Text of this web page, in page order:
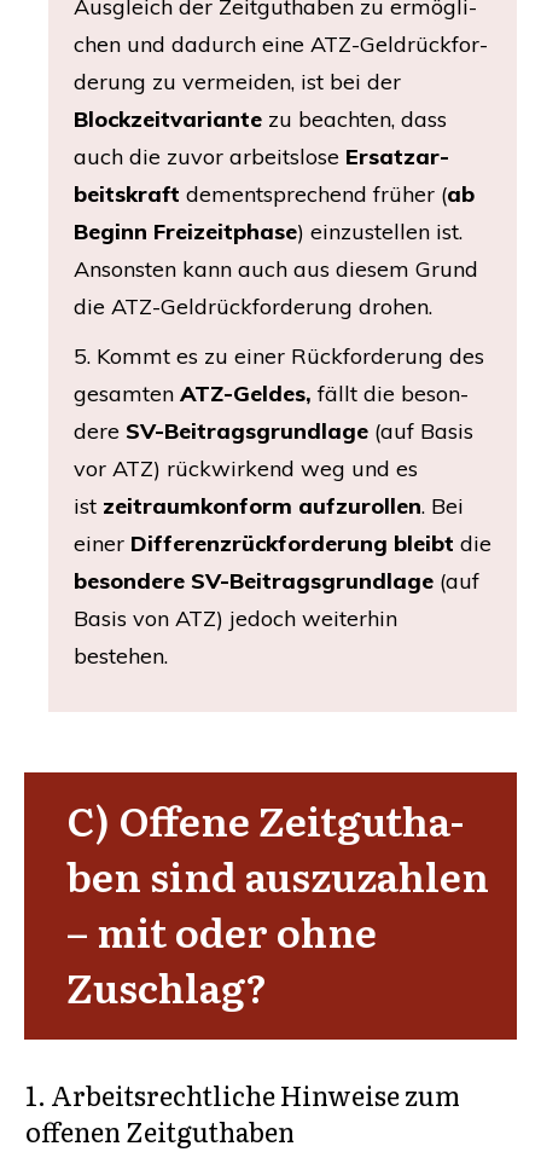
Aus­gleich der Zeit­gut­ha­ben zu ermög­li­
chen und dadurch eine ATZ-Geld­rück­for­
de­rung zu ver­mei­den, ist bei der
Block­zeit­va­ri­an­te zu beach­ten, dass
auch die zuvor arbeits­lo­se Ersatz­ar­
beits­kraft dem­entspre­chend frü­her (ab
Beginn Frei­zeit­pha­se) ein­zu­stel­len ist.
Ansons­ten kann auch aus die­sem Grund
die ATZ-Geld­rück­for­de­rung drohen.
5. Kommt es zu einer Rück­for­de­rung des
gesam­ten ATZ-Gel­des, fällt die beson­
de­re SV-Bei­trags­grund­la­ge (auf Basis
vor ATZ) rück­wir­kend weg und es
ist zeit­raum­kon­form auf­zu­rol­len. Bei
einer Dif­fe­renz­rück­for­de­rung bleibt die
beson­de­re SV-Bei­trags­grund­la­ge (auf
Basis von ATZ) jedoch wei­ter­hin
bestehen.
C) Offe­ne Zeit­gut­ha­
ben sind aus­zu­zah­len
– mit oder ohne
Zuschlag?
1. Arbeits­recht­li­che Hin­wei­se zum
offe­nen Zeitguthaben